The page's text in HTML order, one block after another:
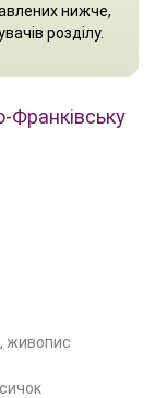
нижче,
розділу.
Франківську
живопис